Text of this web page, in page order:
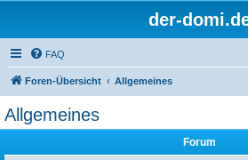
der-
FAQ
Foren-Übersicht Allgemeines
Allgemeines
Forum